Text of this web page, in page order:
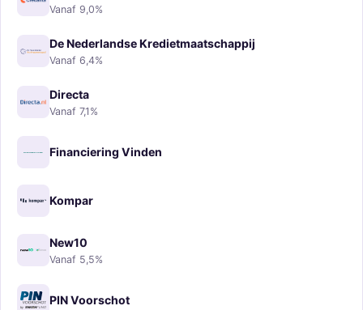
Vanaf 9,0%
De Nederlandse Kredietmaatschappij
Vanaf 6,4%
Directa
Vanaf 7,1%
Financiering Vinden
Kompar
New10
Vanaf 5,5%
PIN Voorschot